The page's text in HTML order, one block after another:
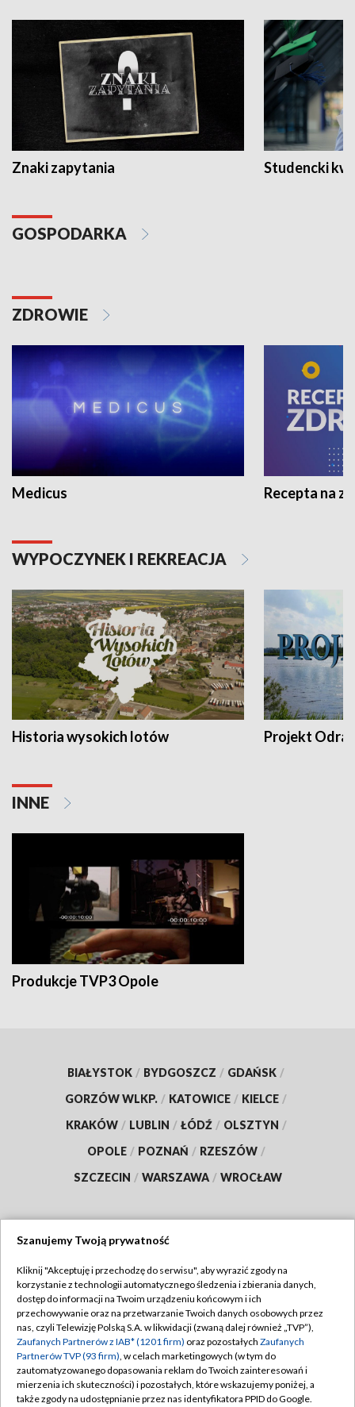
Znaki zapytania Studencki
GOSPODARKA
ZDROWIE
Medicus Recepta na
WYPOCZYNEK I REKREACJA
Historia wysokich lotów Projekt Odra
INNE
Produkcje TVP3 Opole
BIAŁYSTOK / BYDGOSZCZ / GDAŃSK /
GORZÓW WLKP. / KATOWICE / KIELCE /
KRAKÓW / LUBLIN / ŁÓDŹ / OLSZTYN /
OPOLE / POZNAŃ / RZESZÓW /
SZCZECIN / WARSZAWA / WROCŁAW
TVP
Abonament TVP
Emisja w TVP
Centrum informacji TVP
Naziemna Telewizja Cyfrowa
Regulamin TVP
Polityka prywatności
Moje zgody
Pomoc
Szanujemy Twoją prywatność
Kliknij "Akceptuję i przechodzę do serwisu", aby wyrazić zgody na
korzystanie z technologii automatycznego śledzenia i zbierania danych,
dostęp do informacji na Twoim urządzeniu końcowym i ich
przechowywanie oraz na przetwarzanie Twoich danych osobowych przez
nas, czyli Telewizję Polską S.A. w likwidacji (zwaną dalej również „TVP”),
Zaufanych Partnerów z IAB* (1201 firm) oraz pozostałych Zaufanych
Partnerów TVP (93 firm), w celach marketingowych (w tym do
zautomatyzowanego dopasowania reklam do Twoich zainteresowań i
mierzenia ich skuteczności) i pozostałych, które wskazujemy poniżej, a
także zgody na udostępnianie przez nas identyfikatora PPID do Google.